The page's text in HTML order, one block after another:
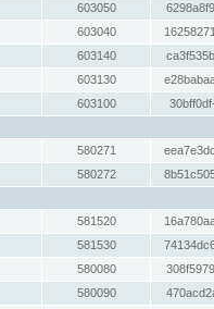
603050
603040
603140
603130
603100
580271
580272
581520
581530
580080
580090